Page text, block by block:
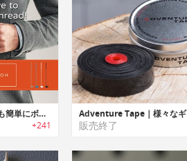
FastButton 2.0｜誰でも簡単にボタン付け可能な糸つきプラスチックニードル「ファストボタン」
+241 販売終了